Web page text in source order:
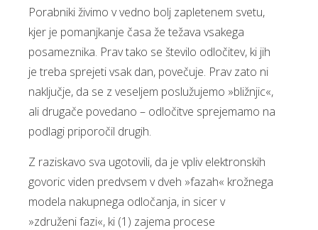
Porabniki živimo v vedno bolj zapletenem svetu,
kjer je pomanjkanje časa že težava vsakega
posameznika. Prav tako se število odločitev, ki jih
je treba sprejeti vsak dan, povečuje. Prav zato ni
naključje, da se z veseljem poslužujemo »bližnjic«,
ali drugače povedano – odločitve sprejemamo na
podlagi priporočil drugih.
Z raziskavo sva ugotovili, da je vpliv elektronskih
govoric viden predvsem v dveh »fazah« krožnega
modela nakupnega odločanja, in sicer v
»združeni fazi«, ki (1) zajema procese